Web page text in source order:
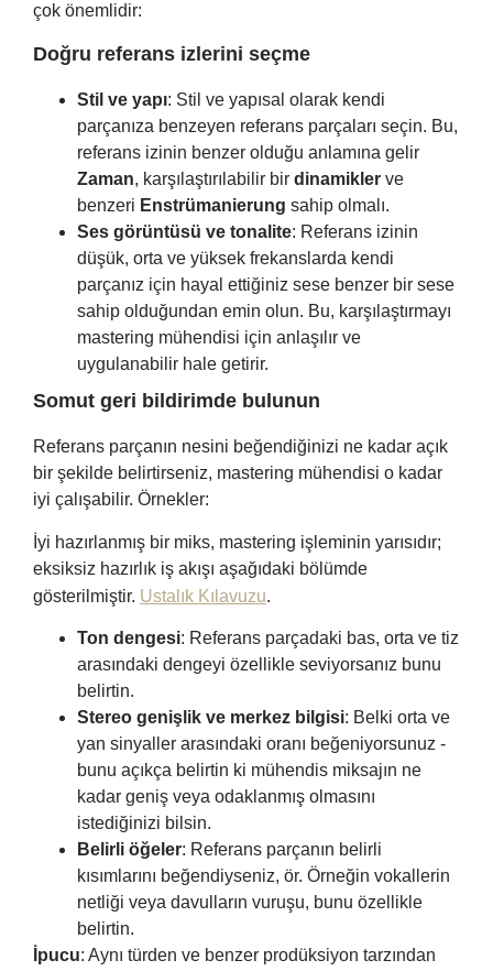
çok önemlidir:
Doğru referans izlerini seçme
Stil ve yapı: Stil ve yapısal olarak kendi
parçanıza benzeyen referans parçaları seçin. Bu,
referans izinin benzer olduğu anlamına gelir
Zaman, karşılaştırılabilir bir dinamikler ve
benzeri Enstrümanierung sahip olmalı.
Ses görüntüsü ve tonalite: Referans izinin
düşük, orta ve yüksek frekanslarda kendi
parçanız için hayal ettiğiniz sese benzer bir sese
sahip olduğundan emin olun. Bu, karşılaştırmayı
mastering mühendisi için anlaşılır ve
uygulanabilir hale getirir.
Somut geri bildirimde bulunun
Referans parçanın nesini beğendiğinizi ne kadar açık
bir şekilde belirtirseniz, mastering mühendisi o kadar
iyi çalışabilir. Örnekler:
İyi hazırlanmış bir miks, mastering işleminin yarısıdır;
eksiksiz hazırlık iş akışı aşağıdaki bölümde
gösterilmiştir. Ustalık Kılavuzu.
Ton dengesi: Referans parçadaki bas, orta ve tiz
arasındaki dengeyi özellikle seviyorsanız bunu
belirtin.
Stereo genişlik ve merkez bilgisi: Belki orta ve
yan sinyaller arasındaki oranı beğeniyorsunuz -
bunu açıkça belirtin ki mühendis miksajın ne
kadar geniş veya odaklanmış olmasını
istediğinizi bilsin.
Belirli öğeler: Referans parçanın belirli
kısımlarını beğendiyseniz, ör. Örneğin vokallerin
netliği veya davulların vuruşu, bunu özellikle
belirtin.
İpucu: Aynı türden ve benzer prodüksiyon tarzından